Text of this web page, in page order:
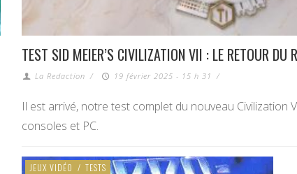
TEST SID MEIER’S CIVILIZATION VII : LE RETOUR DU
La Redaction / 19 février 2025 - 15 h 31 /
Il est arrivé, notre test complet du nouveau Civilization
consoles et PC.
JEUX VIDÉO / TESTS